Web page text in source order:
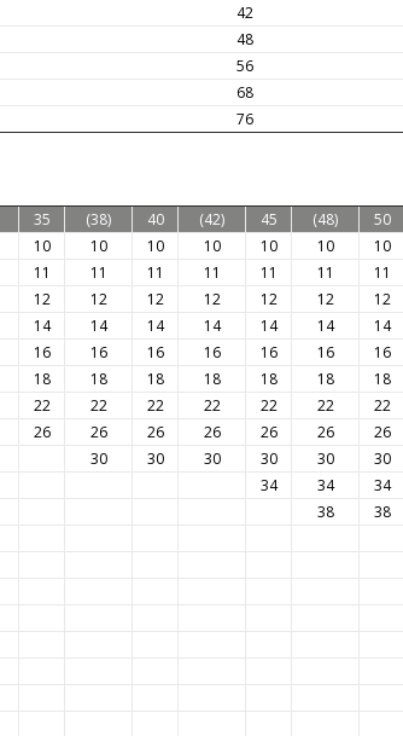
42
48
56
68
76
35 (38) 40 (42) 45 (48) 50
10 10 10 10 10 10 10
11 11 11 11 11 11 11
12 12 12 12 12 12 12
14 14 14 14 14 14 14
16 16 16 16 16 16 16
18 18 18 18 18 18 18
22 22 22 22 22 22 22
26 26 26 26 26 26 26
30 30 30 30 30 30
34 34 34
38 38